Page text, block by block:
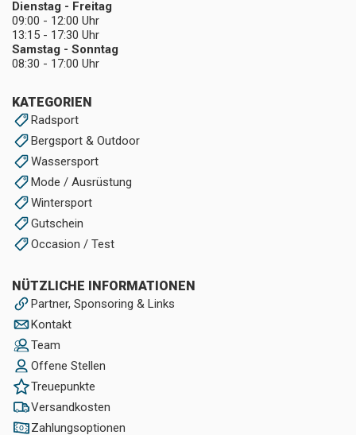
KATEGORIEN
Radsport
Bergsport & Outdoor
Wassersport
Mode / Ausrüstung
Wintersport
Gutschein
Occasion / Test
NÜTZLICHE INFORMATIONEN
Partner, Sponsoring & Links
Kontakt
Team
Offene Stellen
Treuepunkte
Versandkosten
Zahlungsoptionen
Dienstag - Freitag
09:00 - 12:00 Uhr
13:15 - 17:30 Uhr
Samstag - Sonntag
08:30 - 17:00 Uhr